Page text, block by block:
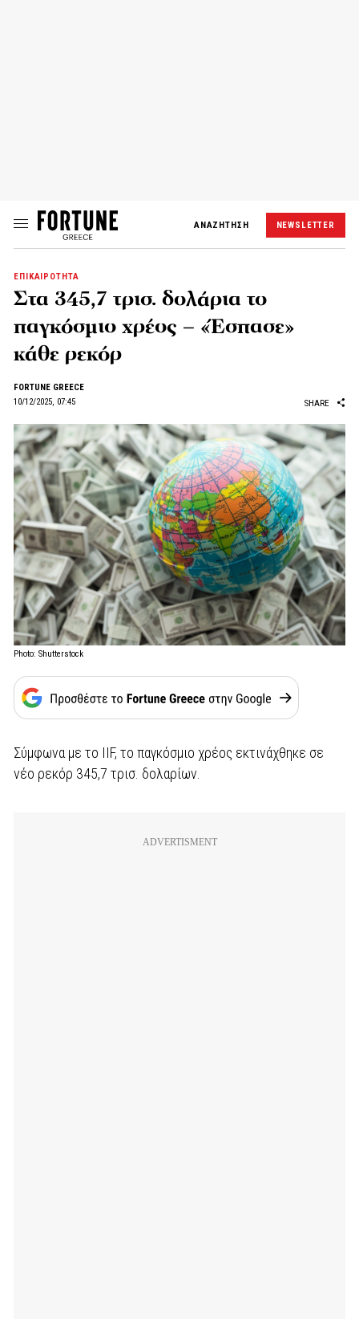
ΑΝΑΖΗΤΗΣΗ NEWSLETTER
ΕΠΙΚΑΙΡΟΤΗΤΑ
Στα 345,7 τρισ. δολάρια το
παγκόσμιο χρέος – «Έσπασε»
κάθε ρεκόρ
FORTUNE GREECE
10/12/2025, 07:45
SHARE
Photo: Shutterstock
Σύμφωνα με το IIF, το παγκόσμιο χρέος εκτινάχθηκε σε
νέο ρεκόρ 345,7 τρισ. δολαρίων.